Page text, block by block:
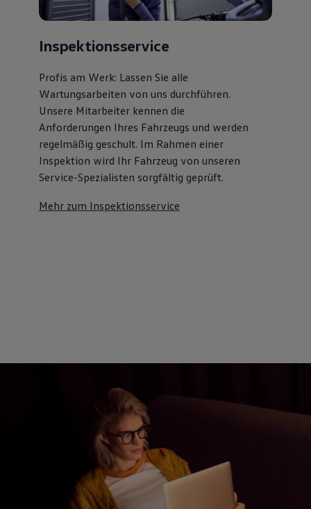
Inspektionsservice
Profis am Werk: Lassen Sie alle
Wartungsarbeiten von uns durchführen.
Unsere Mitarbeiter kennen die
Anforderungen Ihres Fahrzeugs und werden
regelmäßig geschult. Im Rahmen einer
Inspektion wird Ihr Fahrzeug von unseren
Service-Spezialisten sorgfältig geprüft.
Mehr zum Inspektionsservice